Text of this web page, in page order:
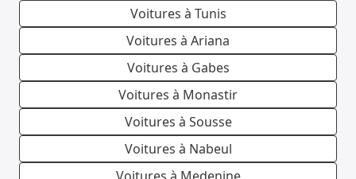
Voitures à Tunis
Voitures à Ariana
Voitures à Gabes
Voitures à Monastir
Voitures à Sousse
Voitures à Nabeul